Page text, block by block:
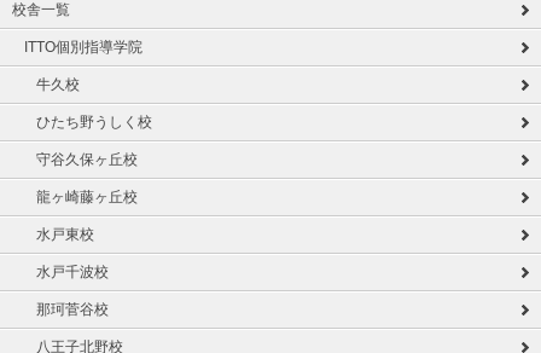
校舎一覧
ITTO個別指導学院
牛久校
ひたち野うしく校
守谷久保ヶ丘校
龍ヶ崎藤ヶ丘校
水戸東校
水戸千波校
那珂菅谷校
八王子北野校